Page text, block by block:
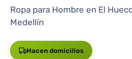
Ropa para Hombre en El
Medellín
Hacen domicilios